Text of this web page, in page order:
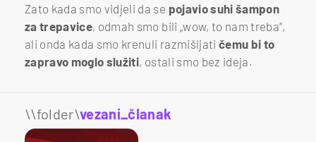
Zato kada smo vidjeli da se pojavio suhi šampon
za trepavice, odmah smo bili „wow, to nam treba“,
ali onda kada smo krenuli razmišljati čemu bi to
zapravo moglo služiti, ostali smo bez ideja.
\\folder\vezani_članak